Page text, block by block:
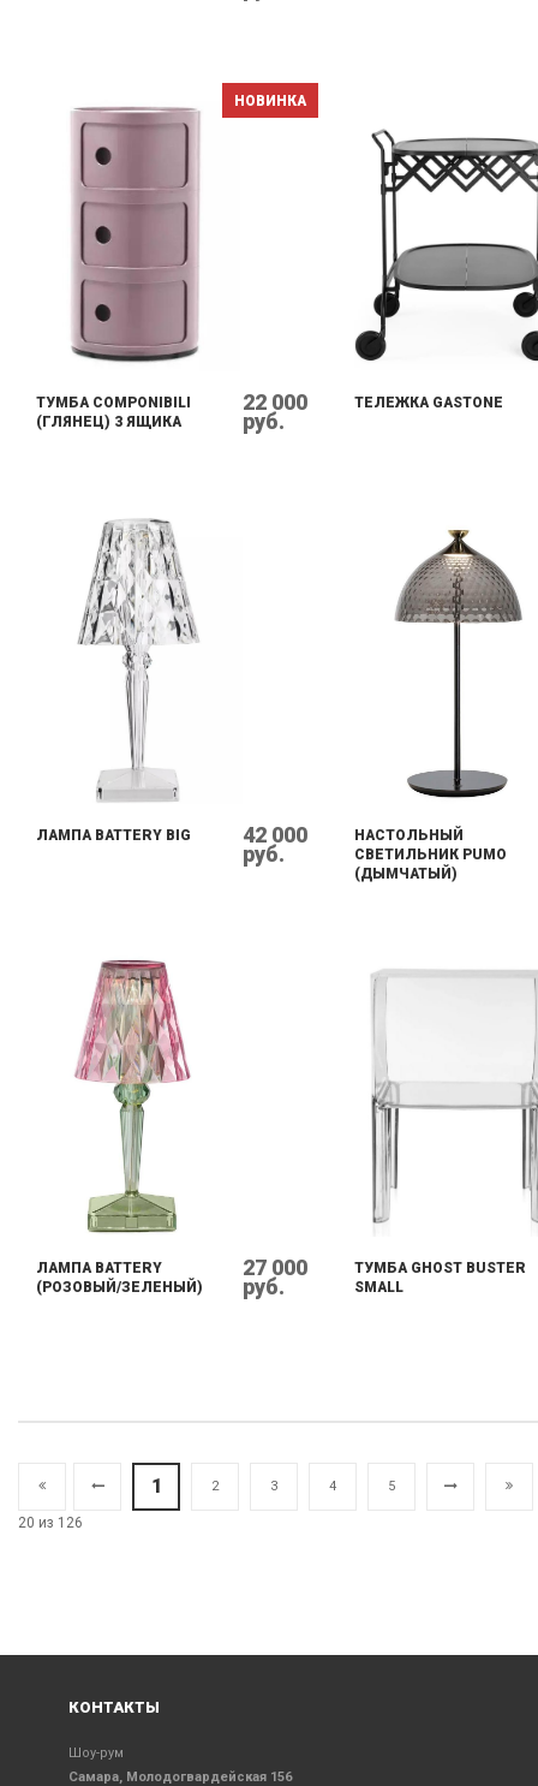
НОВИНКА
ТУМБА COMPONIBILI
(ГЛЯНЕЦ) 3 ЯЩИКА
22 000
руб.
ТЕЛЕЖКА GASTONE
ЛАМПА BATTERY BIG 42 000
руб.
НАСТОЛЬНЫЙ
СВЕТИЛЬНИК PUMO
(ДЫМЧАТЫЙ)
ЛАМПА BATTERY
(РОЗОВЫЙ/ЗЕЛЕНЫЙ)
27 000
руб.
ТУМБА GHOST BUSTER
SMALL
1 2 3 4 5
20 из 126
КОНТАКТЫ
Шоу-рум
Самара, Молодогвардейская 156